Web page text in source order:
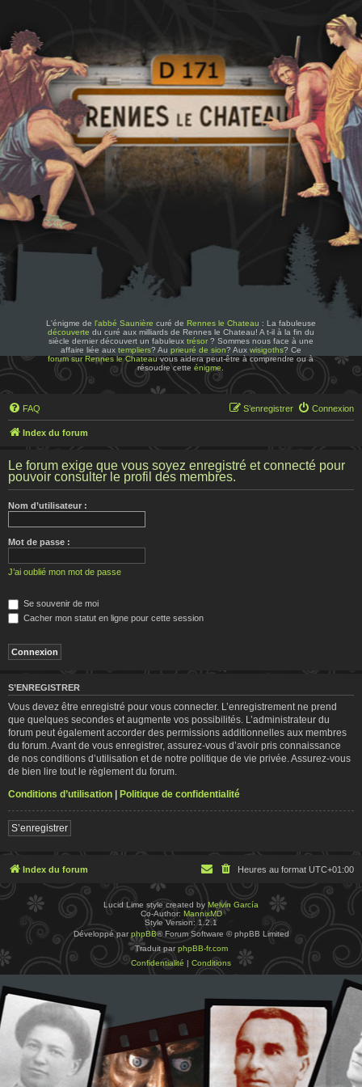
L'énigme de l'abbé Saunière curé de Rennes le Chateau : La fabuleuse
découverte du curé aux milliards de Rennes le Chateau! A t-il à la fin du
siècle dernier découvert un fabuleux trésor? Sommes nous face à une
affaire liée aux templiers? Au prieuré de sion? Aux wisigoths? Ce
forum sur Rennes le Chateauvous aidera peut-être à comprendre ou à
résoudre cetteénigme
FAQ Connexion
S’enregistrer
Index du forum
Le forum exige que vous soyez enregistré et connecté pour
pouvoir consulter le profil des membres.
Nom d’utilisateur :
Mot de passe :
J’ai oublié mon mot de passe
Se souvenir de moi
Cacher mon statut en ligne pour cette session
S’ENREGISTRER
Vous devez être enregistré pour vous connecter. L’enregistrement ne prend
que quelques secondes et augmente vos possibilités. L’administrateur du
forum peut également accorder des permissions additionnelles aux membres
du forum. Avant de vous enregistrer, assurez-vous d’avoir pris connaissance
de nos conditions d’utilisation et de notre politique de vie privée. Assurez-vous
de bien lire tout le règlement du forum.
Conditions d’utilisation | Politique de confidentialité
S’enregistrer
Index du forum Heures au format UTC+01:00
Lucid Lime style created by Melvin García
Co-Author: MannixMD
Style Version: 1.2.1
Développé par phpBB® Forum Software © phpBB Limited
Traduit par phpBB-fr.com
Confidentialité | Conditions